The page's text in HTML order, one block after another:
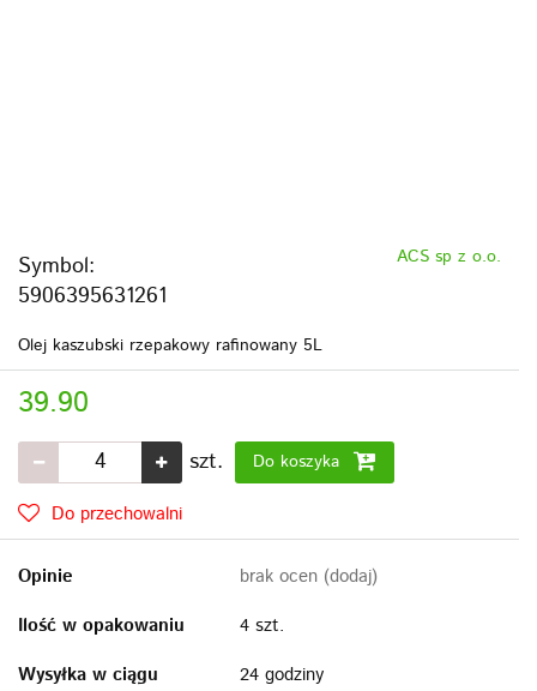
Symbol:
5906395631261
ACS sp z o.o.
Olej kaszubski rzepakowy rafinowany 5L
39.90
szt. Do koszyka
Do przechowalni
Opinie brak ocen (dodaj)
Ilość w opakowaniu
4 szt.
Wysyłka w ciągu
24 godziny